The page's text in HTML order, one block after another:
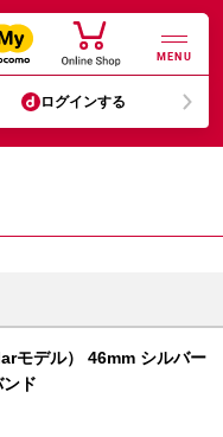
MENU
ログインする
モデル） 46mm シルバー
ド